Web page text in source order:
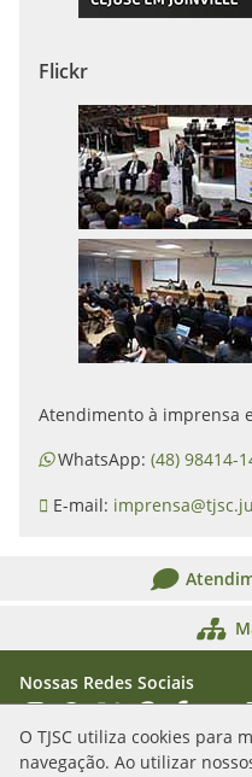
O TJSC utiliza cookies para
navegação. Ao utilizar
Flickr
Atendimento à imprensa
WhatsApp: (48) 98414-
E-mail:
Nossas Redes Sociais
Acessar Instagram
Acessar WhatsApp
Acessar X
Acessar
Acessar